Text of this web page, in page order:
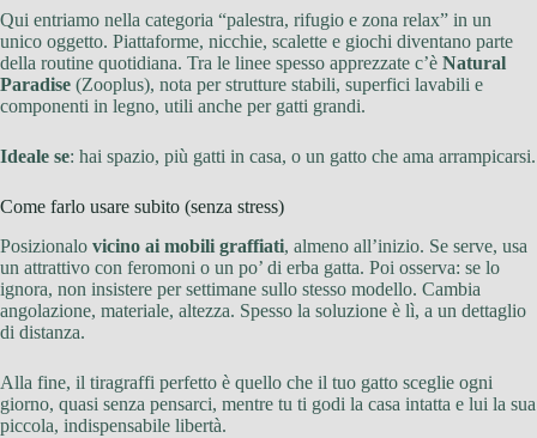
Qui entriamo nella categoria “palestra, rifugio e zona relax” in un
unico oggetto. Piattaforme, nicchie, scalette e giochi diventano parte
della routine quotidiana. Tra le linee spesso apprezzate c’è Natural
Paradise (Zooplus), nota per strutture stabili, superfici lavabili e
componenti in legno, utili anche per gatti grandi.
Ideale se: hai spazio, più gatti in casa, o un gatto che ama arrampicarsi.
Come farlo usare subito (senza stress)
Posizionalo vicino ai mobili graffiati, almeno all’inizio. Se serve, usa
un attrattivo con feromoni o un po’ di erba gatta. Poi osserva: se lo
ignora, non insistere per settimane sullo stesso modello. Cambia
angolazione, materiale, altezza. Spesso la soluzione è lì, a un dettaglio
di distanza.
Alla fine, il tiragraffi perfetto è quello che il tuo gatto sceglie ogni
giorno, quasi senza pensarci, mentre tu ti godi la casa intatta e lui la sua
piccola, indispensabile libertà.